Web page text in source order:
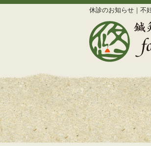
休診のお知らせ｜不